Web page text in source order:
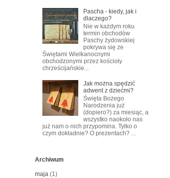
Pascha - kiedy, jak i
dlaczego?
Nie w każdym roku
termin obchodów
Paschy żydowskiej
pokrywa się ze
Świętami Wielkanocnymi
obchodzonymi przez kościoły
chrześcijańskie...
Jak można spędzić
adwent z dziećmi?
Święta Bożego
Narodzenia już
(dopiero?) za miesiąc, a
wszystko naokoło nas
już nam o nich przypomina. Tylko o
czym dokładnie? O prezentach? ...
Archiwum
maja (1)